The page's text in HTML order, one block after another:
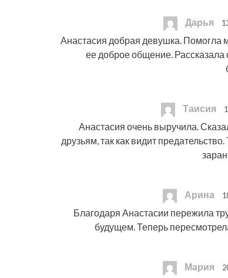
Дарья
Анастасия добрая девушка. Помогла
ее доброе общение.
Таисия
Анастасия очень выручила.
друзьям, так как видит
Арина
Благодаря Анастасии пережила
будущем. Теперь
Мария